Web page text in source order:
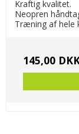
Kraftig kvalitet.
Neopren
Træning af hele
145,00